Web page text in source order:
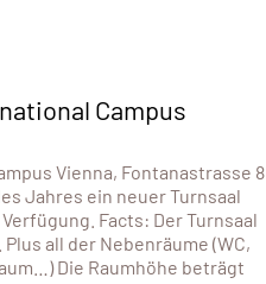
Campus
Vienna, Fontanastrasse 8
Jahres ein neuer Turnsaal
Facts: Der Turnsaal
Plus all der Nebenräume (WC,
Die Raumhöhe beträgt